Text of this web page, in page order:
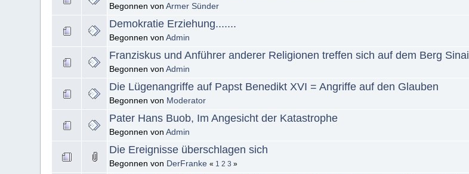
Begonnen vonArmer Sünder
Demokratie Erziehung.......
Begonnen vonAdmin
Franziskus und Anführer anderer Religionen treffen sich auf dem Berg Sinai
Begonnen vonAdmin
Die Lügenangriffe auf Papst Benedikt XVI = Angriffe auf den Glauben
Begonnen von Moderator
Pater Hans Buob, Im Angesicht der Katastrophe
Begonnen vonAdmin
Die Ereignisse überschlagen sich
Begonnen von DerFranke « 1 2 3 »